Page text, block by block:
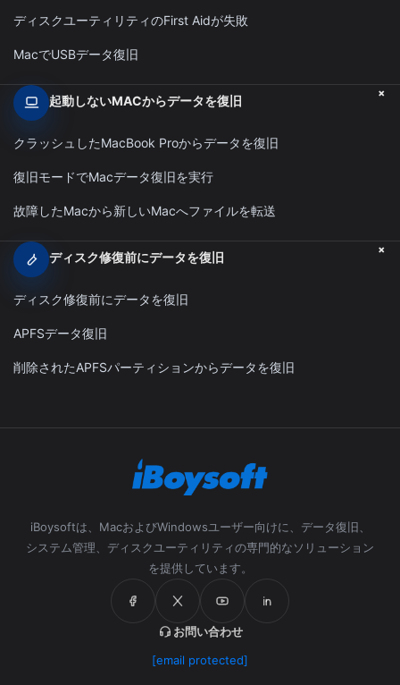
ディスクユーティリティのFirst Aidが失敗
MacでUSBデータ復旧
起動しないMACからデータを復旧 +
クラッシュしたMacBook Proからデータを復旧
復旧モードでMacデータ復旧を実行
故障したMacから新しいMacへファイルを転送
ディスク修復前にデータを復旧 +
ディスク修復前にデータを復旧
APFSデータ復旧
削除されたAPFSパーティションからデータを復旧
iBoysoftは、MacおよびWindowsユーザー向けに、データ復旧、
システム管理、ディスクユーティリティの専門的なソリューション
を提供しています。
お問い合わせ
[email protected]